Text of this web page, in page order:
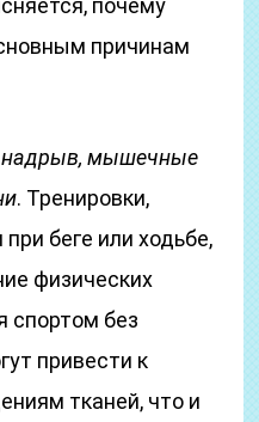
почему
причинам
надрыв, мышечные
. Тренировки,
беге или ходьбе,
физических
спортом без
привести к
тканей, что и